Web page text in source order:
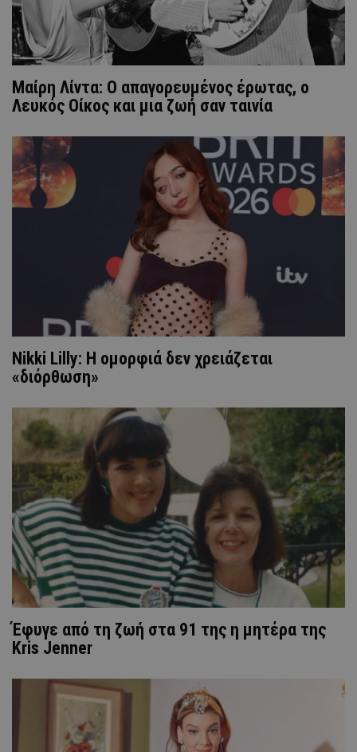
Μαίρη Λίντα: Ο απαγορευμένος έρωτας, ο
Λευκός Οίκος και μια ζωή σαν ταινία
Nikki Lilly: Η ομορφιά δεν χρειάζεται
«διόρθωση»
Έφυγε από τη ζωή στα 91 της η μητέρα της
Kris Jenner